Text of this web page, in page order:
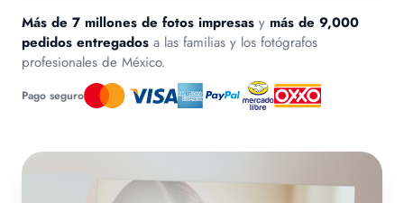
Más de 7 millones de fotos impresas y más de 9,000
pedidos entregados a las familias y los fotógrafos
profesionales de México.
Pago seguro